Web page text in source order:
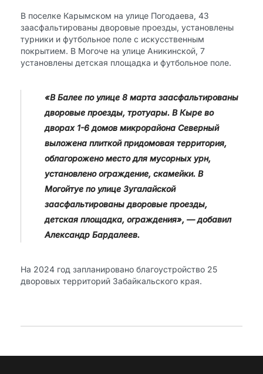
В поселке Карымском на улице Погодаева, 43
заасфальтированы дворовые проезды, установлены
турники и футбольное поле с искусственным
покрытием. В Могоче на улице Аникинской, 7
установлены детская площадка и футбольное поле.
«В Балее по улице 8 марта заасфальтированы
дворовые проезды, тротуары. В Кыре во
дворах 1-6 домов микрорайона Северный
выложена плиткой придомовая территория,
облагорожено место для мусорных урн,
установлено ограждение, скамейки. В
Могойтуе по улице Зугалайской
заасфальтированы дворовые проезды,
детская площадка, ограждения», — добавил
Александр Бардалеев.
На 2024 год запланировано благоустройство 25
дворовых территорий Забайкальского края.